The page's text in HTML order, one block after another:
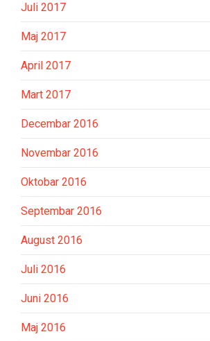
Juli 2017
Maj 2017
April 2017
Mart 2017
Decembar 2016
Novembar 2016
Oktobar 2016
Septembar 2016
August 2016
Juli 2016
Juni 2016
Maj 2016